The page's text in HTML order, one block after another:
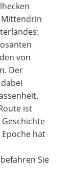
Mittendrin
von
Der
ist
hat
Sie